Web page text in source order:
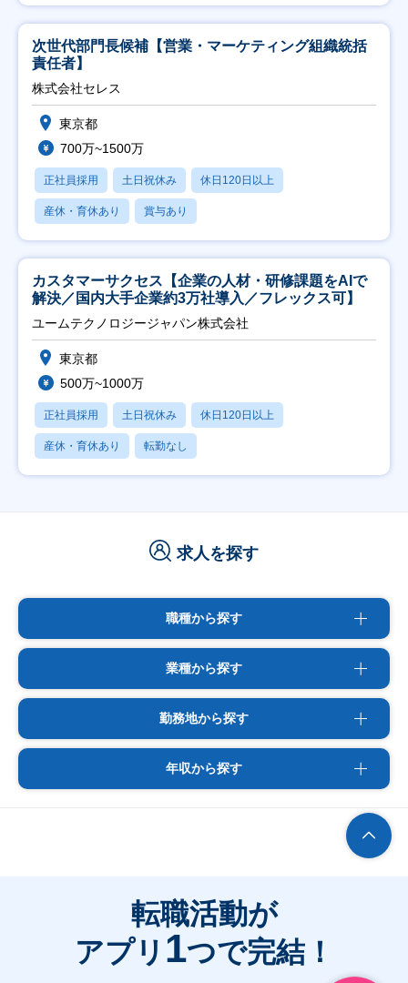
次世代部門長候補【営業・マーケティング組織統括
責任者】
株式会社セレス
東京都
700万~1500万
正社員採用 土日祝休み 休日120日以上
産休・育休あり 賞与あり
カスタマーサクセス【企業の人材・研修課題をAIで
解決／国内大手企業約3万社導入／フレックス可】
ユームテクノロジージャパン株式会社
東京都
500万~1000万
正社員採用 土日祝休み 休日120日以上
産休・育休あり 転勤なし
求人を探す
職種から探す
業種から探す
勤務地から探す
年収から探す
転職活動が
アプリ 1つで完結！